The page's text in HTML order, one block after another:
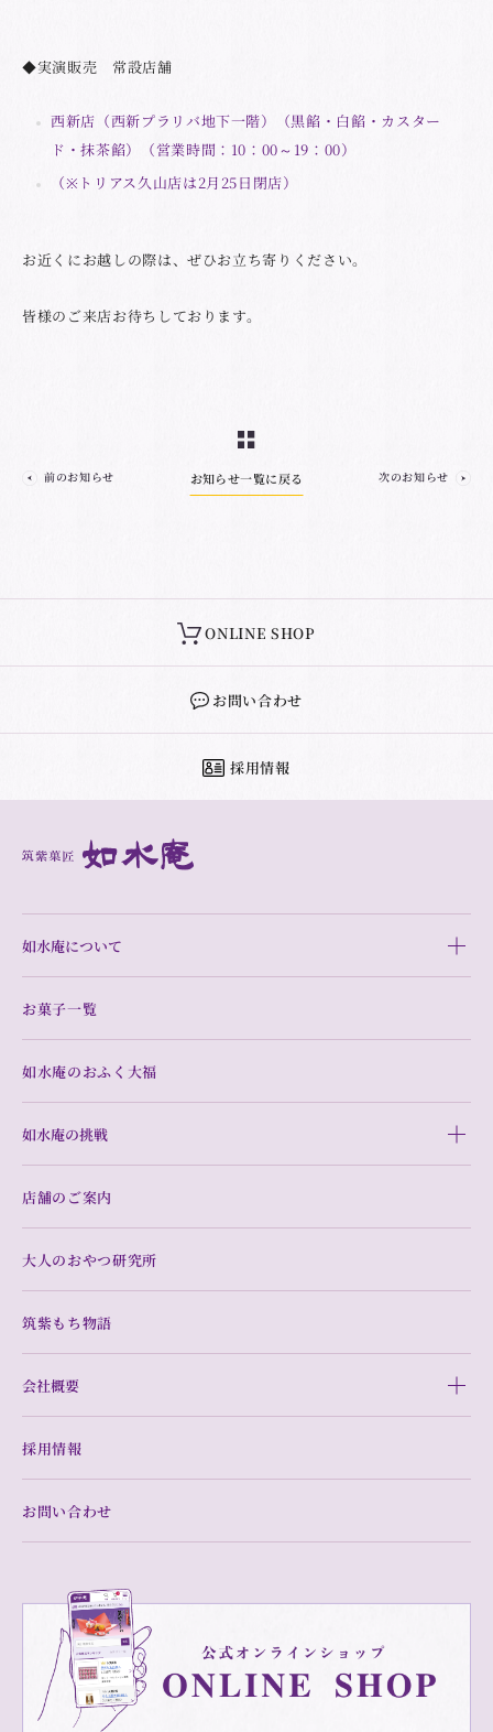
◆実演販売 常設店舗
西新店（西新プラリバ地下一階）（黒餡・白餡・カスター
ド・抹茶餡）（営業時間：10：00～19：00）
（※トリアス久山店は2月25日閉店）
お近くにお越しの際は、ぜひお立ち寄りください。
皆様のご来店お待ちしております。
前のお知らせ お知らせ一覧に戻る 次のお知らせ
ONLINE SHOP
お問い合わせ
採用情報
如水庵について
お菓子一覧
如水庵のおふく大福
如水庵の挑戦
店舗のご案内
大人のおやつ研究所
筑紫もち物語
会社概要
採用情報
お問い合わせ